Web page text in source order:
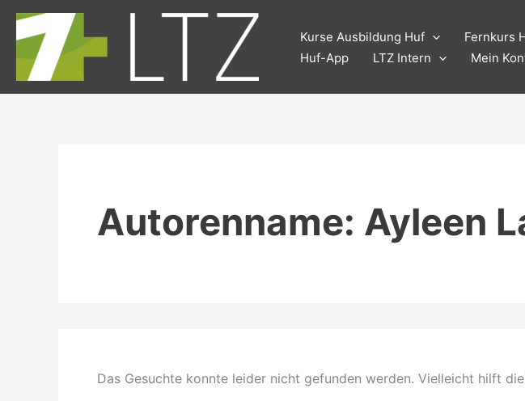
Zum
springen
Kurse Ausbildung Huf Fernkurs
Huf-App
LTZ Intern Mein
Autorenname: Ayleen
Das Gesuchte konnte leider nicht gefunden werden. Vielleicht hilft